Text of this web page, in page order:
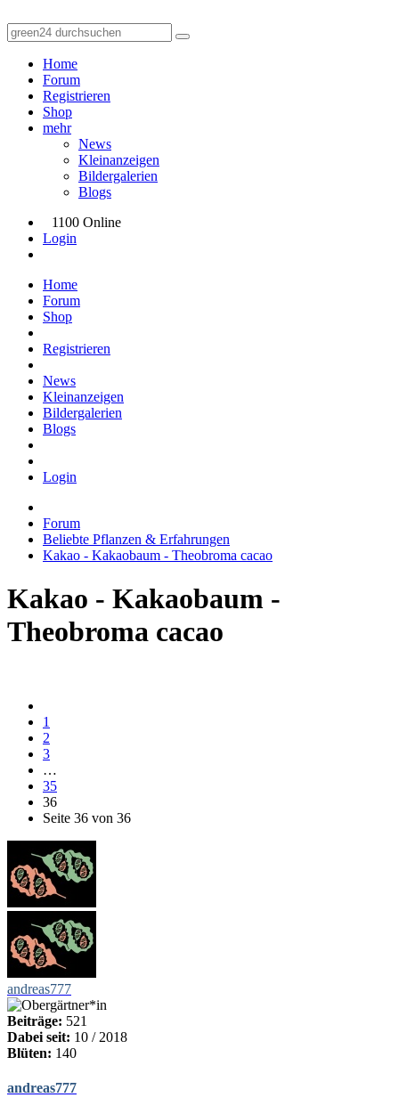
Home
Forum
Registrieren
Shop
mehr
News
Kleinanzeigen
Bildergalerien
Blogs
1100 Online
Login
Home
Forum
Shop
Registrieren
News
Kleinanzeigen
Bildergalerien
Blogs
Login
Forum
Beliebte Pflanzen & Erfahrungen
Kakao - Kakaobaum - Theobroma cacao
Kakao - Kakaobaum -
Theobroma cacao
1
2
3
…
35
36
Seite 36 von 36
andreas777
Beiträge: 521
Dabei seit: 10 / 2018
Blüten: 140
andreas777